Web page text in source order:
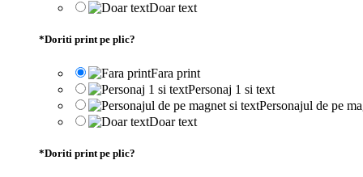
Doar text
*Doriti print pe plic?
Fara print
Personaj 1 si text
Personajul de pe
Doar text
*Doriti print pe plic?